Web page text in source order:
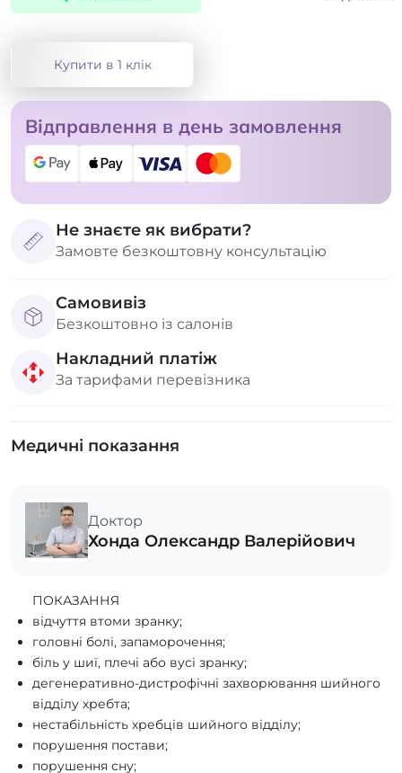
Купити в 1 клік
Відправлення в день замовлення
Не знаєте як вибрати?
Замовте безкоштовну консультацію
Самовивіз
Безкоштовно із салонів
Накладний платіж
За тарифами перевізника
Медичні показання
Доктор
Хонда Олександр Валерійович
ПОКАЗАННЯ
відчуття втоми зранку;
головні болі, запаморочення;
біль у шиї, плечі або вусі зранку;
дегенеративно-дистрофічні захворювання шийного
відділу хребта;
нестабільність хребців шийного відділу;
порушення постави;
порушення сну;